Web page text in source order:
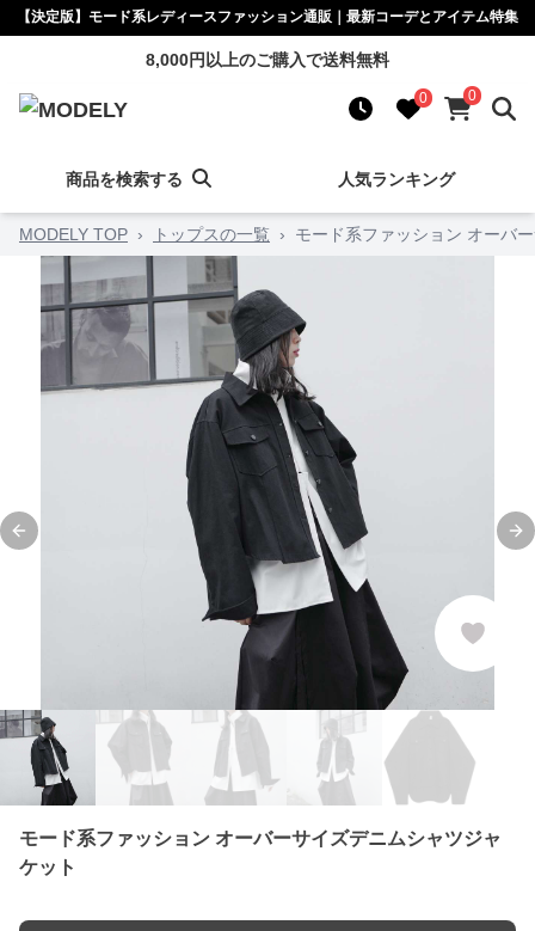
【決定版】モード系レディースファッション通販｜最新コーデとアイテム特集
8,000円以上のご購入で送料無料
0 0
商品を検索する 人気ランキング
MODELY TOP › トップスの一覧 › モード系ファッション オーバ
Previous slide
モード系ファッション オーバーサイズデニムシャツジャ
ケット